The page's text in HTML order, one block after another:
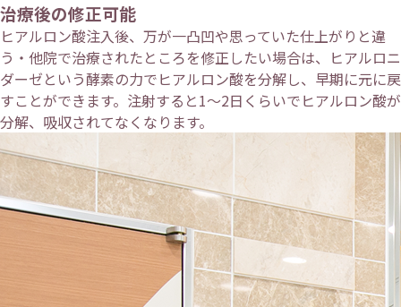
治療後の修正可能
ヒアルロン酸注入後、万が一凸凹や思っていた仕上がりと違
う・他院で治療されたところを修正したい場合は、ヒアルロニ
ダーゼという酵素の力でヒアルロン酸を分解し、早期に元に戻
すことができます。注射すると1～2日くらいでヒアルロン酸が
分解、吸収されてなくなります。